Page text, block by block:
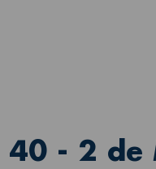
40 - 2 de